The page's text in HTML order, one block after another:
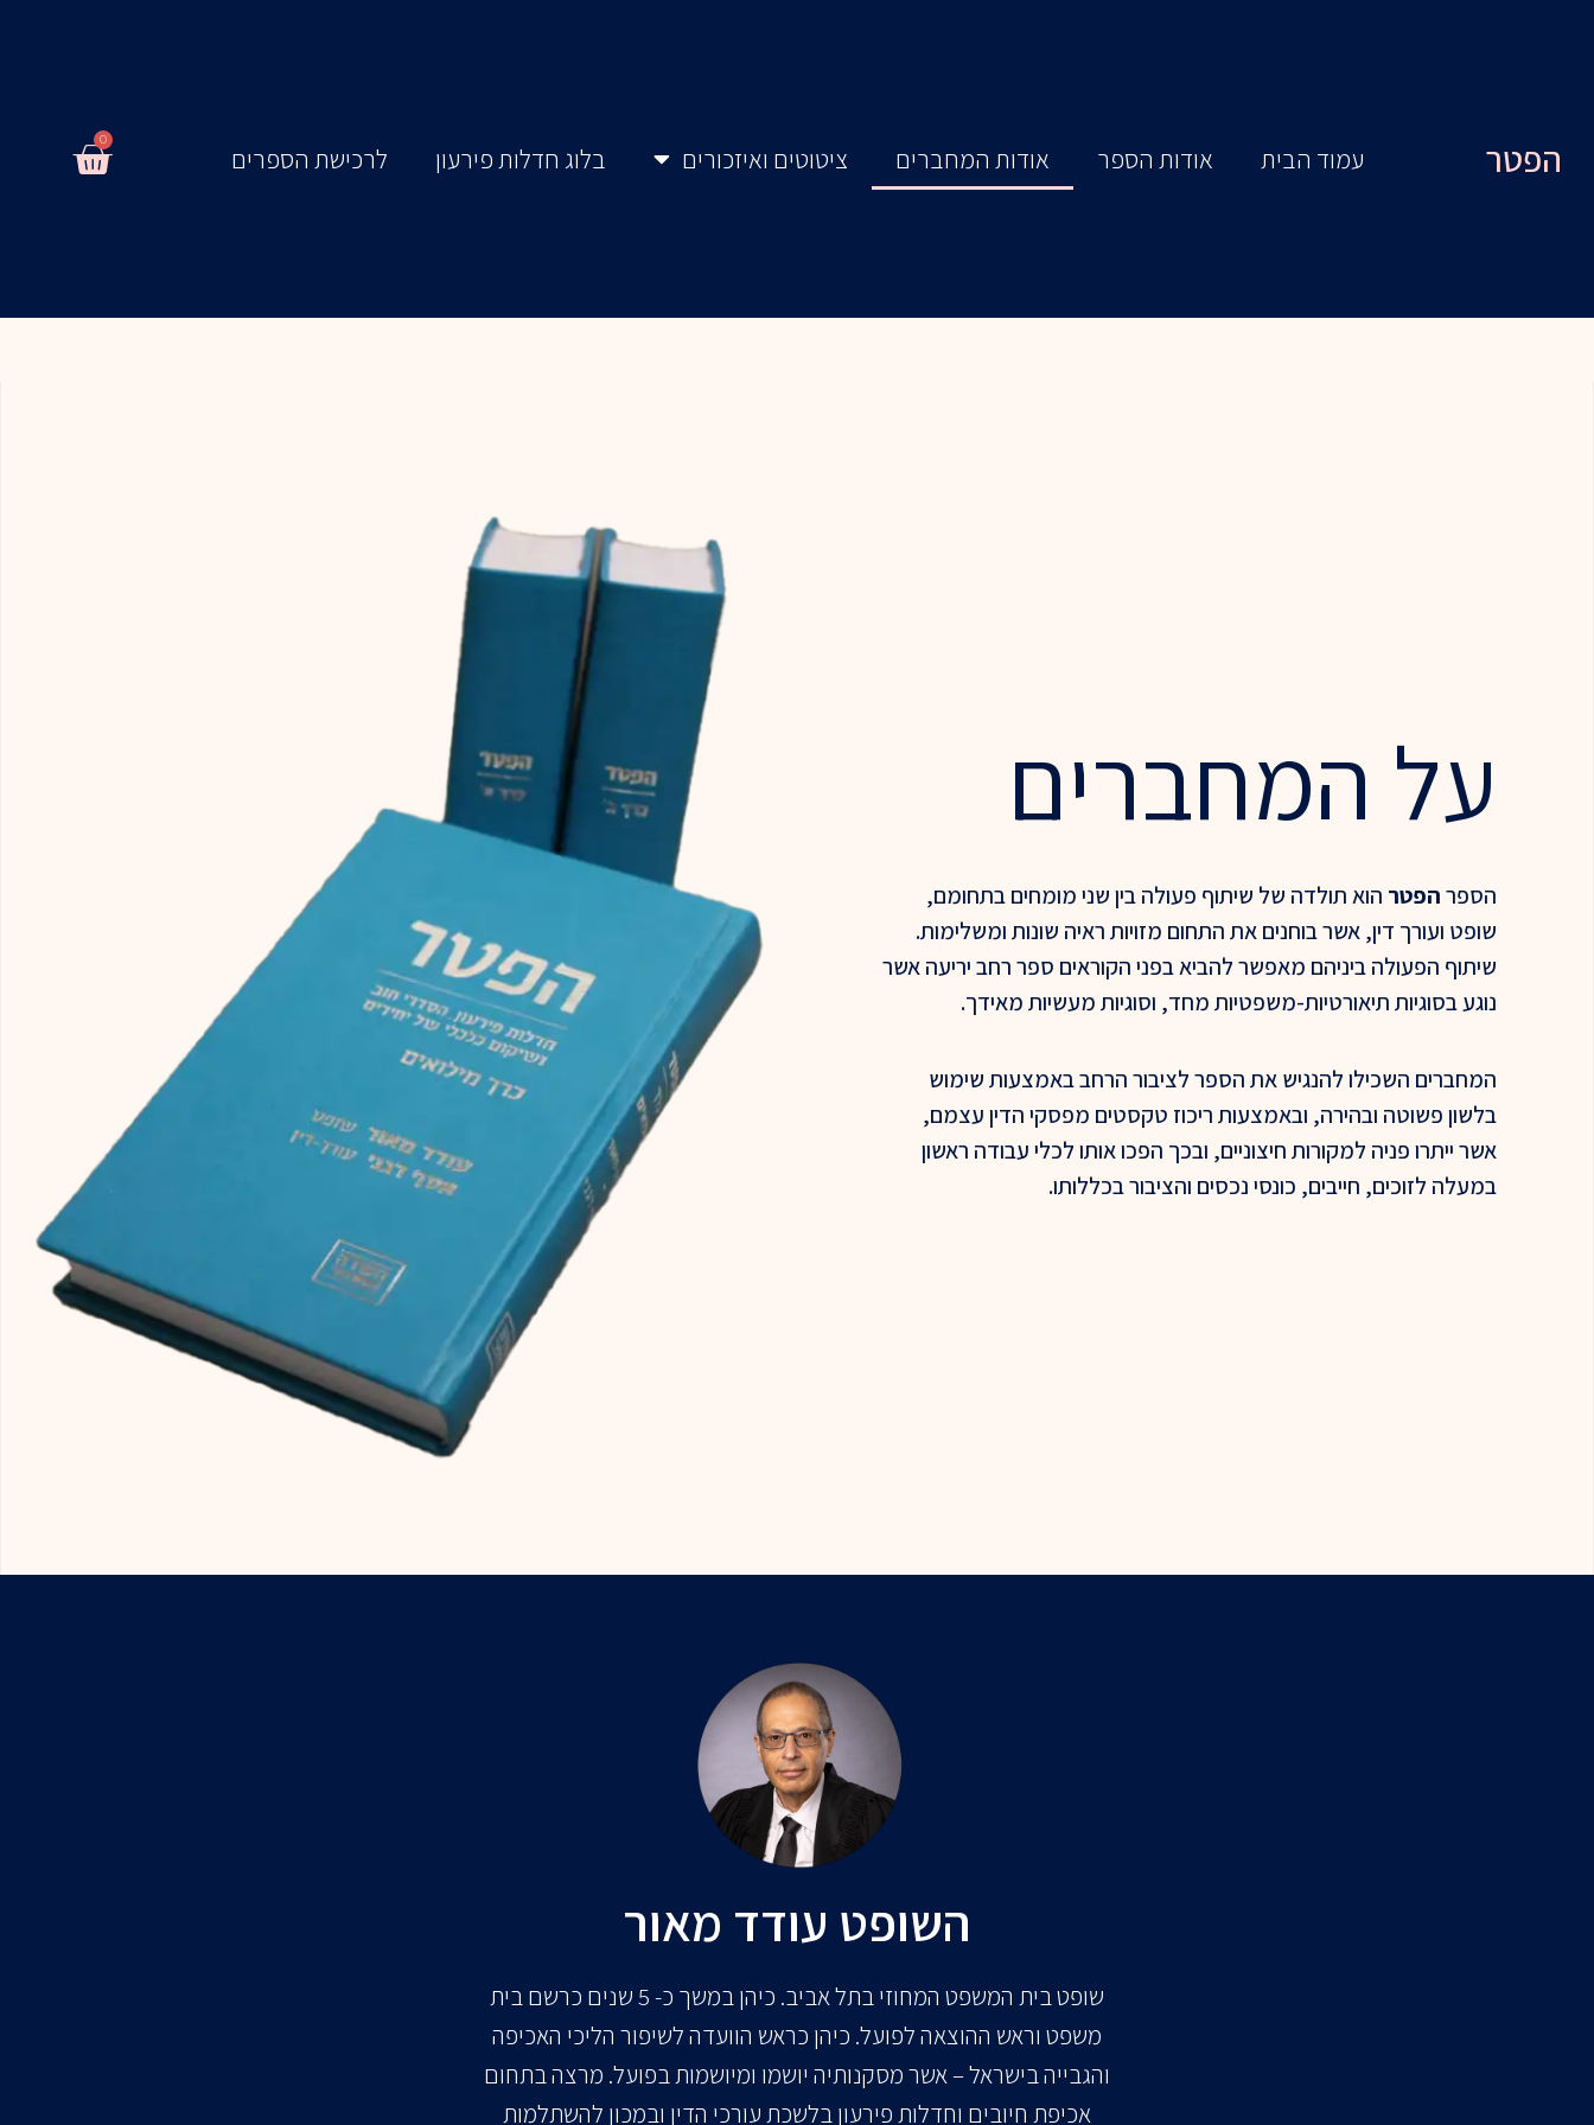
הפטר עמוד הבית אודות הספר אודות המחברים ציטוטים ואיזכורים בלוג חדלות פירעון לרכישת הספרים
0
עגלת
על המחברים
הספרהפטר הוא תולדה של שיתוף פעולה בין שני מומחים בתחומם,
שופט ועורך דין, אשר בוחנים את התחום מזויות ראיה שונות ומשלימות.
שיתוף הפעולה ביניהם מאפשר להביא בפני הקוראים ספר רחב יריעה אשר
נוגע בסוגיות תיאורטיות-משפטיות מחד, וסוגיות מעשיות מאידך.
המחברים השכילו להנגיש את הספר לציבור הרחב באמצעות שימוש
בלשון פשוטה ובהירה, ובאמצעות ריכוז טקסטים מפסקי הדין עצמם,
אשר ייתרו פניה למקורות חיצוניים, ובכך הפכו אותו לכלי עבודה ראשון
במעלה לזוכים, חייבים, כונסי נכסים והציבור בכללותו.
השופט עודד מאור
שופט בית המשפט המחוזי בתל אביב. כיהן במשך כ- 5 שנים כרשם בית
משפט וראש ההוצאה לפועל. כיהן כראש הוועדה לשיפור הליכי האכיפה
והגבייה בישראל – אשר מסקנותיה יושמו ומיושמות בפועל. מרצה בתחום
אכיפת חיובים וחדלות פירעון בלשכת עורכי הדין ובמכון להשתלמות